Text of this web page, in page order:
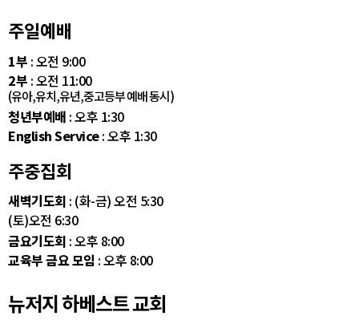
주일예배
1부 : 오전 9:00
2부 : 오전 11:00
(유아,유치,유년,중고등부 예배 동시)
청년부예배 : 오후 1:30
English Service: 오후 1:30
주중집회
새벽기도회 : (화-금) 오전 5:30
(토)오전 6:30
금요기도회 : 오후 8:00
교육부 금요 모임 : 오후 8:00
뉴저지 하베스트 교회